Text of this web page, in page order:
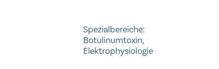
Spezialbereiche:
Botulinumtoxin,
Elektrophysiologie